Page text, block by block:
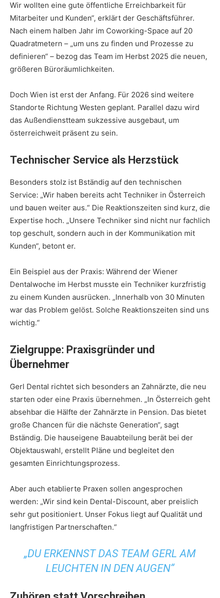
Wir wollten eine gute öffentliche Erreichbarkeit für
Mitarbeiter und Kunden“, erklärt der Geschäftsführer.
Nach einem halben Jahr im Coworking-Space auf 20
Quadratmetern – „um uns zu finden und Prozesse zu
definieren“ – bezog das Team im Herbst 2025 die neuen,
größeren Büroräumlichkeiten.
Doch Wien ist erst der Anfang. Für 2026 sind weitere
Standorte Richtung Westen geplant. Parallel dazu wird
das Außendienstteam sukzessive ausgebaut, um
österreichweit präsent zu sein.
Technischer Service als Herzstück
Besonders stolz ist Bständig auf den technischen
Service: „Wir haben bereits acht Techniker in Österreich
und bauen weiter aus.“ Die Reaktionszeiten sind kurz, die
Expertise hoch. „Unsere Techniker sind nicht nur fachlich
top geschult, sondern auch in der Kommunikation mit
Kunden“, betont er.
Ein Beispiel aus der Praxis: Während der Wiener
Dentalwoche im Herbst musste ein Techniker kurzfristig
zu einem Kunden ausrücken. „Innerhalb von 30 Minuten
war das Problem gelöst. Solche Reaktionszeiten sind uns
wichtig.“
Zielgruppe: Praxisgründer und
Übernehmer
Gerl Dental richtet sich besonders an Zahnärzte, die neu
starten oder eine Praxis übernehmen. „In Österreich geht
absehbar die Hälfte der Zahnärzte in Pension. Das bietet
große Chancen für die nächste Generation“, sagt
Bständig. Die hauseigene Bauabteilung berät bei der
Objektauswahl, erstellt Pläne und begleitet den
gesamten Einrichtungsprozess.
Aber auch etablierte Praxen sollen angesprochen
werden: „Wir sind kein Dental-Discount, aber preislich
sehr gut positioniert. Unser Fokus liegt auf Qualität und
langfristigen Partnerschaften.“
„DU ERKENNST DAS TEAM GERL AM
LEUCHTEN IN DEN AUGEN“